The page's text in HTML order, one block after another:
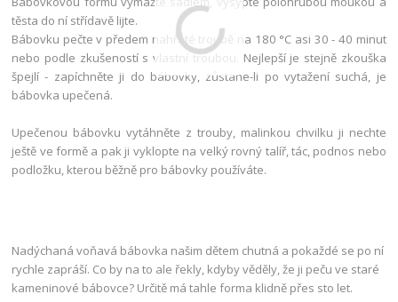
těsta do ní střídavě lijte.
Bábovku pečte v předem nahřáté troubě na 180 °C asi 30 - 40 minut
nebo podle zkušeností s vlastní troubou. Nejlepší je stejně zkouška
špejlí - zapíchněte ji do bábovky, zůstane-li po vytažení suchá, je
bábovka upečená.
Upečenou bábovku vytáhněte z trouby, malinkou chvilku ji nechte
ještě ve formě a pak ji vyklopte na velký rovný talíř, tác, podnos nebo
podložku, kterou běžně pro bábovky používáte.
Nadýchaná voňavá bábovka našim dětem chutná a pokaždé se po ní
rychle zapráší. Co by na to ale řekly, kdyby věděly, že ji peču ve staré
kameninové bábovce? Určitě má tahle forma klidně přes sto let.